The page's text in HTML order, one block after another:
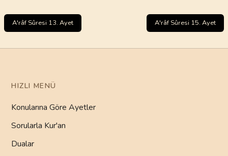
A'râf Sûresi 13. Ayet A'râf Sûresi 15. Ayet
HIZLI MENÜ
Konularına Göre Ayetler
Sorularla Kur'an
Dualar